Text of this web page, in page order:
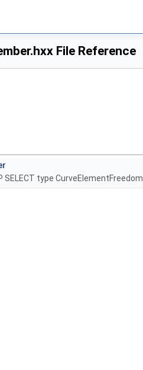
File Reference
type CurveElementFreedom.